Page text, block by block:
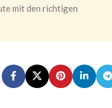
mit den richtigen